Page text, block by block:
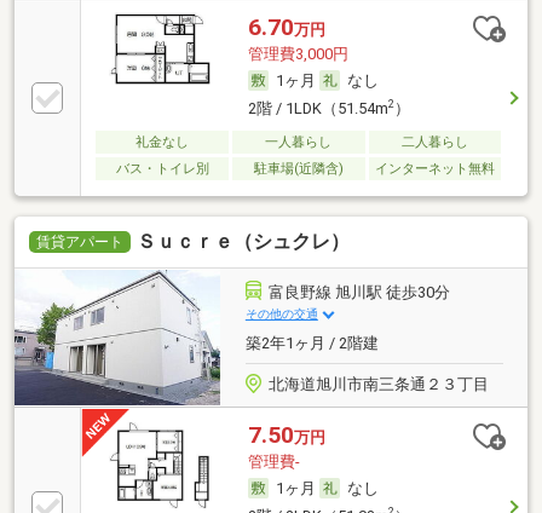
6.70万円
管理費3,000円
1ヶ月
なし
2階 / 1LDK（51.54m2）
礼金なし 一人暮らし
二人暮らし
バス・トイレ別
駐車場(近隣含) インターネット無料
賃貸アパート Ｓｕｃｒｅ（シュクレ）
富良野線 旭川駅 徒歩30分
その他の交通
築2年1ヶ月 / 2階建
北海道旭川市南三条通２３丁目
7.50万円
管理費-
1ヶ月
なし